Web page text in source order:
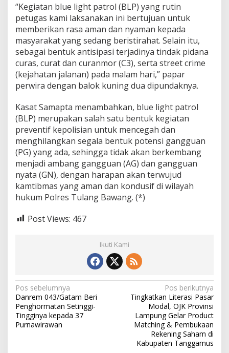
S
a
s
a
r
a
n
d
a
T
u
j
u
a
n
t
a
m
a
“Kegiatan blue light patrol (BLP) yang rutin
petugas kami laksanakan ini bertujuan untuk
memberikan rasa aman dan nyaman kepada
masyarakat yang sedang beristirahat. Selain itu,
sebagai bentuk antisipasi terjadinya tindak pidana
curas, curat dan curanmor (C3), serta street crime
(kejahatan jalanan) pada malam hari,” papar
perwira dengan balok kuning dua dipundaknya.
Kasat Samapta menambahkan, blue light patrol
(BLP) merupakan salah satu bentuk kegiatan
preventif kepolisian untuk mencegah dan
menghilangkan segala bentuk potensi gangguan
(PG) yang ada, sehingga tidak akan berkembang
menjadi ambang gangguan (AG) dan gangguan
nyata (GN), dengan harapan akan terwujud
kamtibmas yang aman dan kondusif di wilayah
hukum Polres Tulang Bawang. (*)
Post Views: 467
Ikuti Kami
N
a
v
Pos sebelumnya
Danrem 043/Gatam Beri
Penghormatan Setinggi-
Tingginya kepada 37
Purnawirawan
Pos berikutnya
Tingkatkan Literasi Pasar
Modal, OJK Provinsi
Lampung Gelar Product
Matching & Pembukaan
Rekening Saham di
Kabupaten Tanggamus